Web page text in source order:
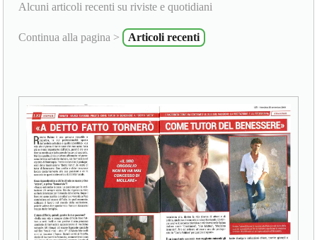
Alcuni articoli recenti su riviste e quotidiani
Continua alla pagina > Articoli recenti